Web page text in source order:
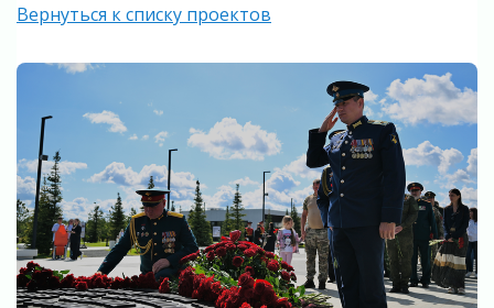
Вернуться к списку проектов